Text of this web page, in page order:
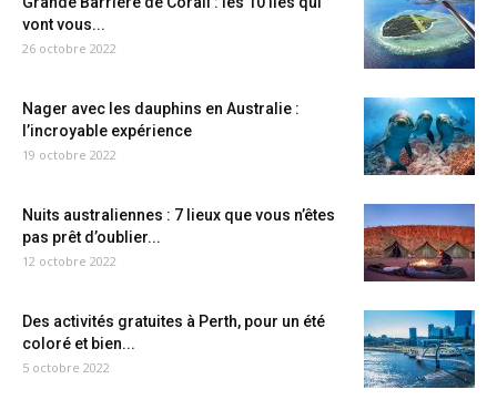
vont vous...
26 octobre 2022
Nager avec les dauphins en Australie :
l’incroyable expérience
19 octobre 2022
Nuits australiennes : 7 lieux que vous n’êtes
pas prêt d’oublier...
12 octobre 2022
Des activités gratuites à Perth, pour un été
coloré et bien...
5 octobre 2022